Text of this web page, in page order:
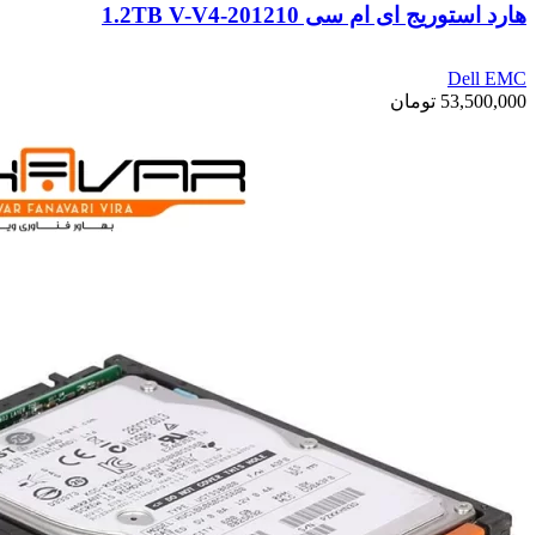
هارد استوریج ای ام سی 1.2TB V-V4-201210
Dell EMC
53,500,000 تومان